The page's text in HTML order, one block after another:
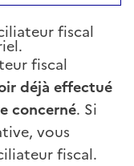
fiscal
fiscal
déjà effectué
concerné. Si
vous
fiscal.